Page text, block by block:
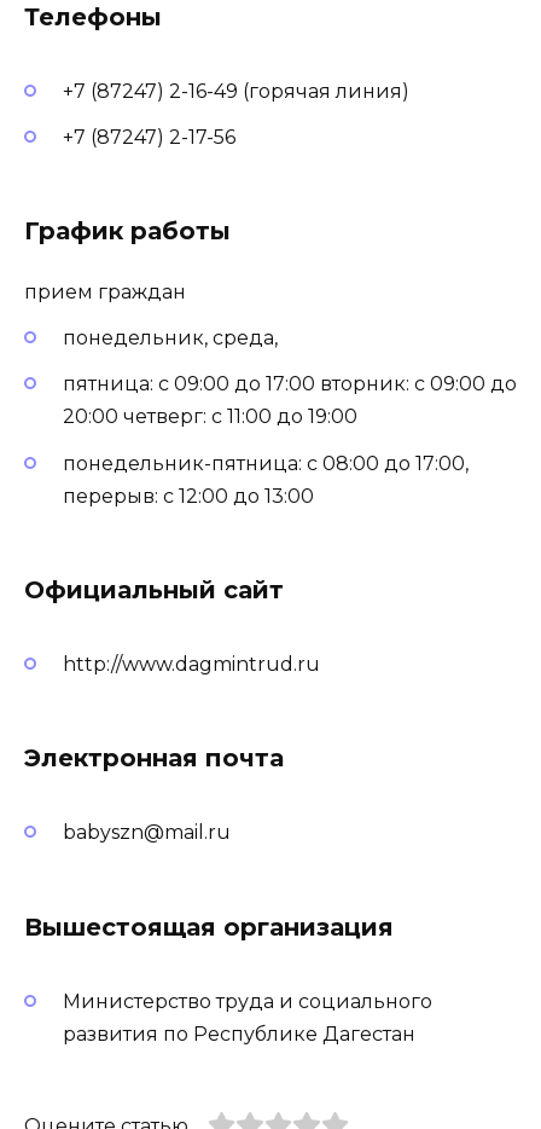
Телефоны
+7 (87247) 2-16-49 (горячая линия)
+7 (87247) 2-17-56
График работы
прием граждан
понедельник, среда,
пятница: с 09:00 до 17:00 вторник: с 09:00 до
20:00 четверг: с 11:00 до 19:00
понедельник-пятница: с 08:00 до 17:00,
перерыв: с 12:00 до 13:00
Официальный сайт
http://www.dagmintrud.ru
Электронная почта
babyszn@mail.ru
Вышестоящая организация
Министерство труда и социального
развития по Республике Дагестан